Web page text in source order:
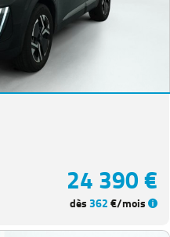
24 390 €
dès362€/mois